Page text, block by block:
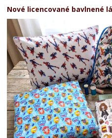
Nové licencované bavlnené